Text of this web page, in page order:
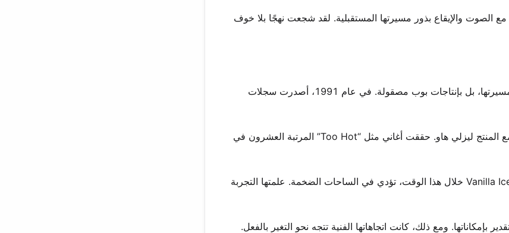
الصوت والإيقاع بذور مسيرتها المستقبلية. لقد شجعت نهجًا بلا خوف
بدأت رحلتها الموسيقية ليس بالموسيقى الصخرية الخام التي ستعرف مسيرتها، بل بإنتاجات بوب مصقولة. في عام 1991، أصدرت سجلات
حقق ألبوم الدانس-بوب نجاحًا كبيرًا في كندا. كتبت كل أغنية بالتعاون مع المنتج ليزلي هاو. حققت أغاني مثل “Too Hot” المرتبة العشرون في
أدى هذا النجاح المبكر إلى منحها لقب “ديبي غيبسون كندا.” افتتحت لـ Vanilla Ice خلال هذا الوقت، تؤدي في الساحات الضخمة. علمتها التجربة